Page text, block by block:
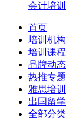
会计培训
首页
培训机构
培训课程
品牌动态
热推专题
雅思培训
出国留学
全部分类